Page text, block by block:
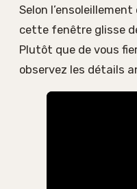
Selon
cette fenêtre glisse
Plutôt que de vous
observez les détails